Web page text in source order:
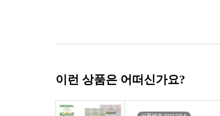
이런 상품은 어떠신가요?